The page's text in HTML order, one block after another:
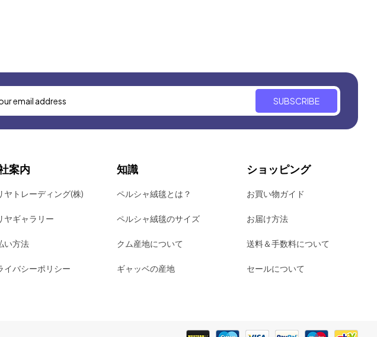
SUBSCRIBE
案内
ヤトレーディング(株)
ヤギャラリー
い方法
イバシーポリシー
知識
ペルシャ絨毯とは？
ペルシャ絨毯のサイズ
クム産地について
ギャッベの産地
ショッピング
お買い物ガイド
お届け方法
送料＆手数料について
セールについて